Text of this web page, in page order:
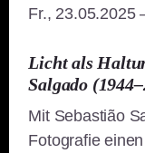
Fr., 23.05.2025
Licht als
Salgado
Mit Sebastião
Fotografie